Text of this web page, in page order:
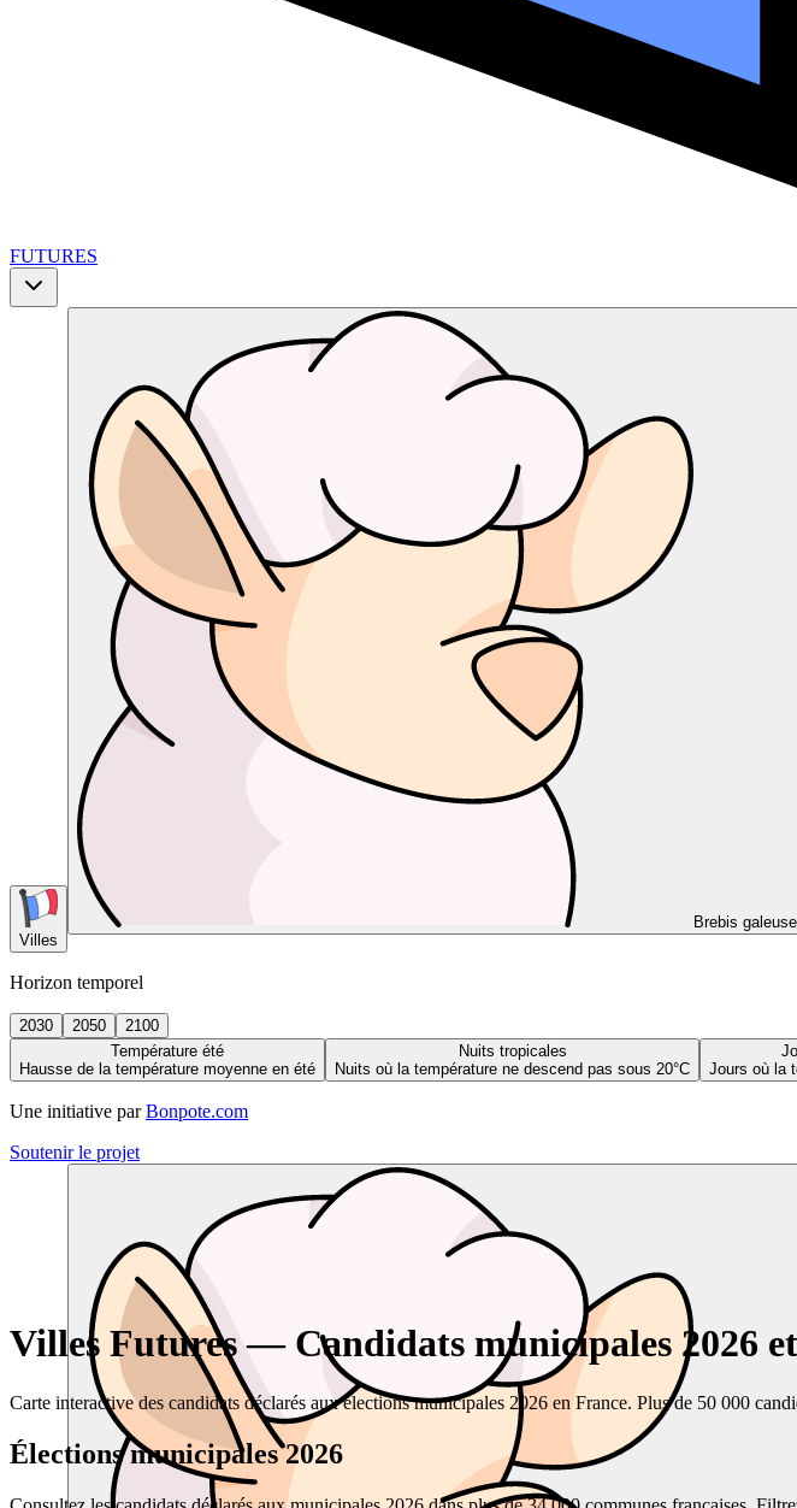
FUTURES
Villes
Brebis
Horizon temporel
2030 2050
2100
Température été
Hausse de la température moyenne en été
Nuits tropicales
Nuits où la température ne descend pas sous 20°C
Jours où la
Une initiative par Bonpote.com
Soutenir le projet
Villes Futures — Candidats municipales 2026
Carte interactive des candidats déclarés aux élections municipales 2026 en France. Plus de 50 000
Élections municipales 2026